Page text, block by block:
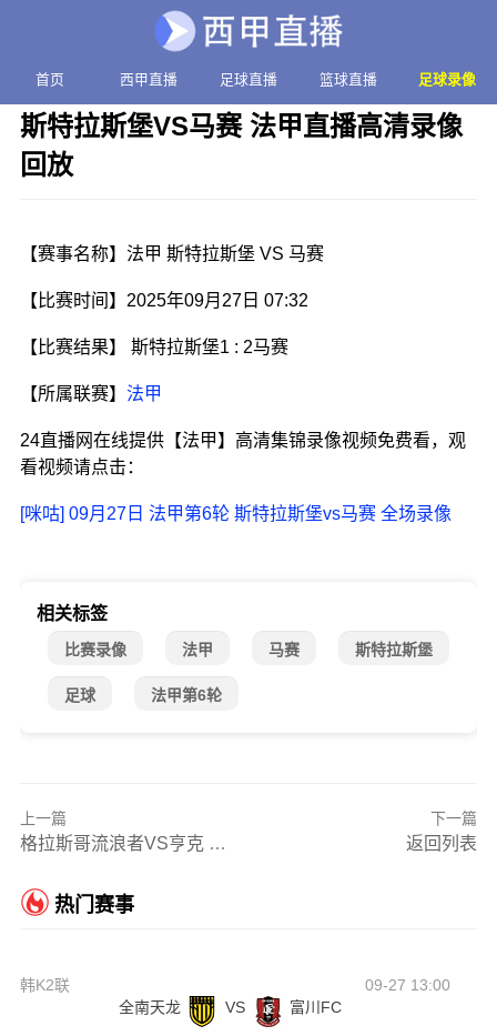
首页 西甲直播 足球直播 篮球直播 足球录像
斯特拉斯堡VS马赛 法甲直播高清录像
回放
【赛事名称】法甲 斯特拉斯堡 VS 马赛
【比赛时间】2025年09月27日 07:32
【比赛结果】 斯特拉斯堡1 : 2马赛
【所属联赛】 法甲
24直播网在线提供【法甲】高清集锦录像视频免费看，观
看视频请点击：
[咪咕] 09月27日 法甲第6轮 斯特拉斯堡vs马赛 全场录像
相关标签
比赛录像 法甲 马赛 斯特拉斯堡
足球 法甲第6轮
上一篇
格拉斯哥流浪者VS亨克 欧联杯直播高清录像回放
下一篇
返回列表
热门赛事
韩K2联
09-27 13:00
全南天龙
VS 富川FC